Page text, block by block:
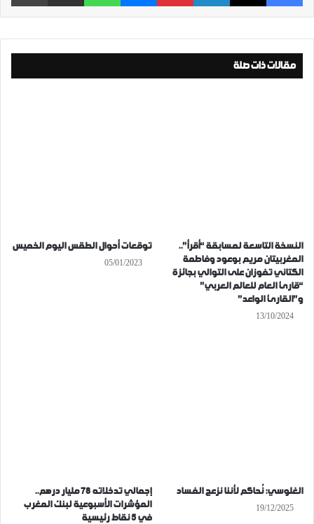
مقالات ذات صلة
النسخة التاسعة لمسابقة “أقرأ”..
المغربيتان مريم بوعود وفاطمة
الكتاني تفوزان على التوالي بجائزة
“قارئ العام للعالم العربي”
و”القارئ الواعد”
13/10/2024
توقعات أحوال الطقس اليوم الخميس
05/01/2023
الغلوسي: نُحاكم لأننا نزعج الفساد
19/12/2025
إجمالي تدخلاته 78 مليار درهم..
المؤشرات الأسبوعية لبنك المغرب
في 5 نقاط رئيسية